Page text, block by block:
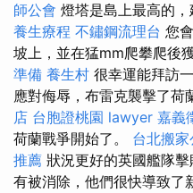
師公會 燈塔是島上最高的，
養生療程 不鏽鋼流理台 您
坡上，並在猛mm爬攀爬後
準備 養生村 很幸運能拜訪
應對侮辱，布雷克襲擊了荷
店 台胞證桃園 lawyer 嘉義
荷蘭戰爭開始了。 台北搬家
推薦 狀況更好的英國艦隊
有被消除，他們很快導致了